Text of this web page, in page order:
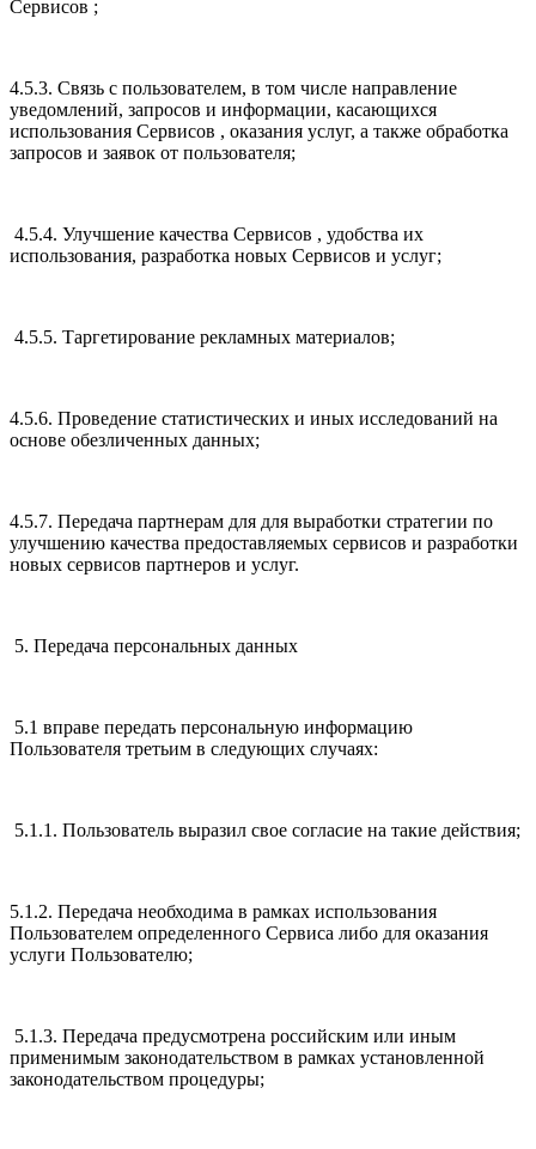
Сервисов ;
4.5.3. Связь с пользователем, в том числе направление
уведомлений, запросов и информации, касающихся
использования Сервисов , оказания услуг, а также обработка
запросов и заявок от пользователя;
4.5.4. Улучшение качества Сервисов , удобства их
использования, разработка новых Сервисов и услуг;
4.5.5. Таргетирование рекламных материалов;
4.5.6. Проведение статистических и иных исследований на
основе обезличенных данных;
4.5.7. Передача партнерам для для выработки стратегии по
улучшению качества предоставляемых сервисов и разработки
новых сервисов партнеров и услуг.
5. Передача персональных данных
5.1 вправе передать персональную информацию
Пользователя третьим в следующих случаях:
5.1.1. Пользователь выразил свое согласие на такие действия;
5.1.2. Передача необходима в рамках использования
Пользователем определенного Сервиса либо для оказания
услуги Пользователю;
5.1.3. Передача предусмотрена российским или иным
применимым законодательством в рамках установленной
законодательством процедуры;